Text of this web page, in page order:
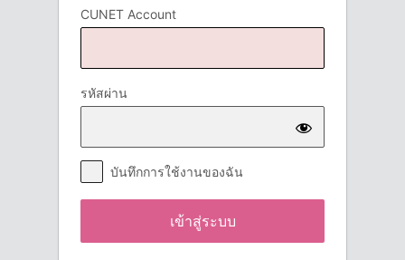
CUNET Account
รหัสผ่าน
บันทึกการใช้งานของฉัน